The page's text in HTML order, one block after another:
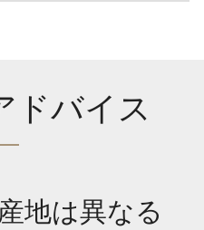
ドバイス
地は異なる